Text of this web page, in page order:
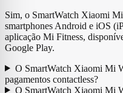
Sim, o SmartWatch Xiaomi
smartphones Android e iOS
aplicação Mi Fitness,
Google Play.
O SmartWatch Xiaomi Mi
pagamentos contactless?
O SmartWatch Xiaomi Mi